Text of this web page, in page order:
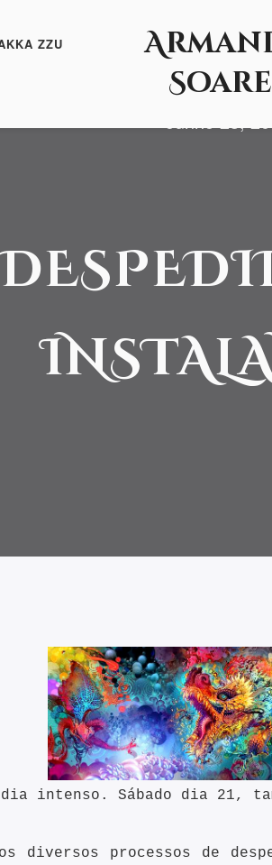
ZZU
Junho 23,
intenso. Sábado dia 21,
diversos processos de